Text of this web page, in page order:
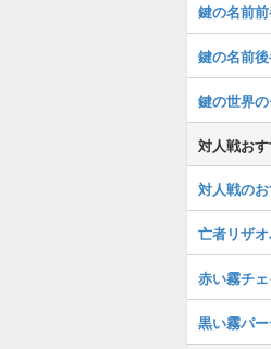
鍵の名前
鍵の名前
鍵の世界
対人戦お
対人戦の
亡者リザ
赤い霧チ
黒い霧パ